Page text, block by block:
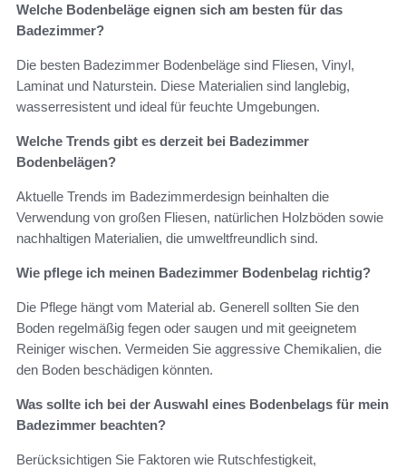
Welche Bodenbeläge eignen sich am besten für das
Badezimmer?
Die besten Badezimmer Bodenbeläge sind Fliesen, Vinyl,
Laminat und Naturstein. Diese Materialien sind langlebig,
wasserresistent und ideal für feuchte Umgebungen.
Welche Trends gibt es derzeit bei Badezimmer
Bodenbelägen?
Aktuelle Trends im Badezimmerdesign beinhalten die
Verwendung von großen Fliesen, natürlichen Holzböden sowie
nachhaltigen Materialien, die umweltfreundlich sind.
Wie pflege ich meinen Badezimmer Bodenbelag richtig?
Die Pflege hängt vom Material ab. Generell sollten Sie den
Boden regelmäßig fegen oder saugen und mit geeignetem
Reiniger wischen. Vermeiden Sie aggressive Chemikalien, die
den Boden beschädigen könnten.
Was sollte ich bei der Auswahl eines Bodenbelags für mein
Badezimmer beachten?
Berücksichtigen Sie Faktoren wie Rutschfestigkeit,